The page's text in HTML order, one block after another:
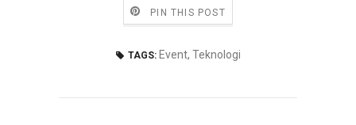
PIN THIS POST
TAGS: Event, Teknologi